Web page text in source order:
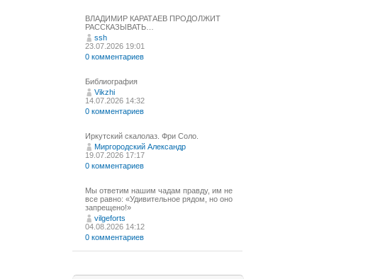
ВЛАДИМИР КАРАТАЕВ ПРОДОЛЖИТ
РАССКАЗЫВАТЬ…
ssh
23.07.2026 19:01
0 комментариев
Библиография
Vikzhi
14.07.2026 14:32
0 комментариев
Иркутский скалолаз. Фри Соло.
Миргородский Александр
19.07.2026 17:17
0 комментариев
Мы ответим нашим чадам правду, им не
все равно: «Удивительное рядом, но оно
запрещено!»
vilgeforts
04.08.2026 14:12
0 комментариев